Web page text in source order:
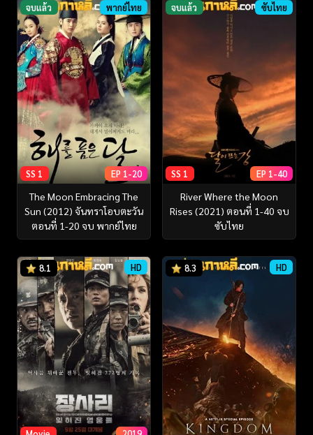
จบแล้ว พากย์ไทย
SS 1 EP 1-20
The Moon Embracing The
Sun (2012) จันทราโอบตะวัน
ตอนที่ 1-20 จบ พากย์ไทย
จบแล้ว ซับไทย
SS 1 EP 1-40
River Where the Moon
Rises (2021) ตอนที่ 1-40 จบ
ซับไทย
8.1 HD 8.3 HD